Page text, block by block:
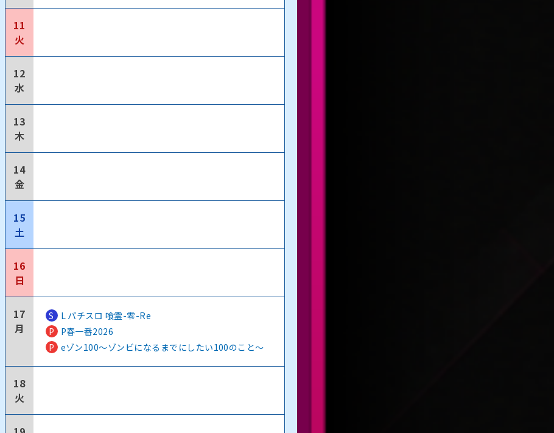
11
火
12
水
13
木
14
金
15
土
16
日
17
月
S
L パチスロ 喰霊-零-Re
P
P春一番2026
P eゾン100～ゾンビになるまでにしたい100のこと～
18
火